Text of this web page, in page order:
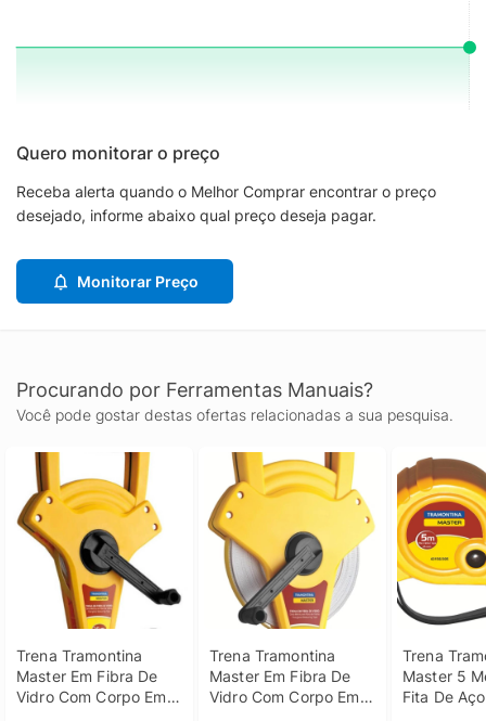
Quero monitorar o preço
Receba alerta quando o Melhor Comprar encontrar o preço
desejado, informe abaixo qual preço deseja pagar.
Monitorar Preço
Procurando por Ferramentas Manuais?
Você pode gostar destas ofertas relacionadas a sua pesquisa.
Trena Tramontina
Master Em Fibra De
Vidro Com Corpo Em
Trena Tramontina
Master Em Fibra De
Vidro Com Corpo Em
Trena
Master 5
Fita De